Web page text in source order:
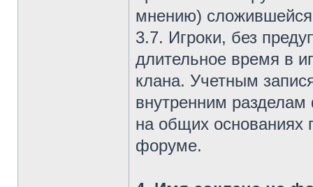
мнению) сложившейся
3.7. Игроки, без
длительное время в
клана. Учетным
внутренним
на общих основаниях
форуме.